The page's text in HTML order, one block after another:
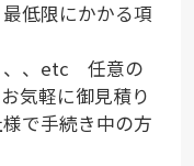
低限にかかる項
、etc 任意の
気軽に御見積り
で手続き中の方